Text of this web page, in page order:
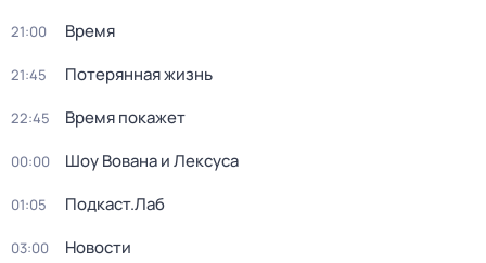
21:00 Время
21:45 Потерянная жизнь
22:45 Время покажет
00:00 Шоу Вована и Лексуса
01:05 Подкаст.Лаб
03:00 Новости